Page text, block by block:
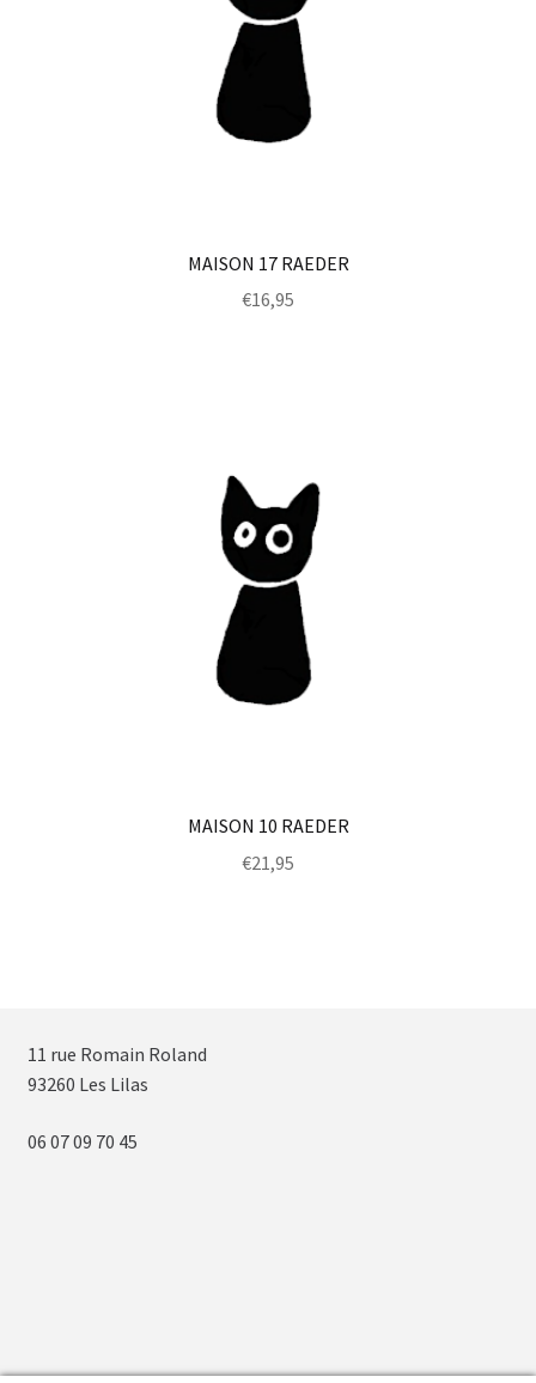
MAISON 17 RAEDER
€16,95
MAISON 10 RAEDER
€21,95
11 rue Romain Roland
93260 Les Lilas
06 07 09 70 45